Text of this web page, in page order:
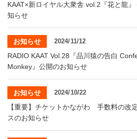
KAAT×新ロイヤル大衆舎 vol.2『花と龍
知らせ
お知らせ 2024/11/12
RADIO KAAT Vol.28『品川猿の告白
Monkey』公開のお知らせ
お知らせ 2024/10/22
【重要】チケットかながわ 手数料の改
スのお知らせ